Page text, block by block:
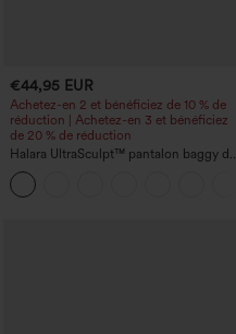
€44,95 EUR
Achetez-en 2 et bénéficiez de 10 % de
réduction | Achetez-en 3 et bénéficiez
de 20 % de réduction
Halara UltraSculpt™ pantalon baggy de
yoga taille haute à effet gainant pour le
ventre, à rayures color block, avec
poches